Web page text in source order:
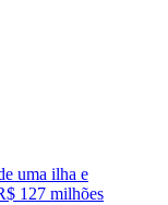
uma ilha e
127 milhões